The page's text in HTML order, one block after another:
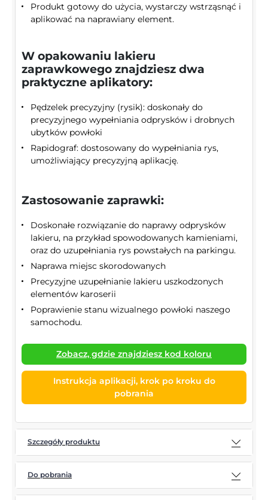
Produkt gotowy do użycia, wystarczy wstrząsnąć i
aplikować na naprawiany element.
W opakowaniu lakieru
zaprawkowego znajdziesz dwa
praktyczne aplikatory:
Pędzelek precyzyjny (rysik): doskonały do
precyzyjnego wypełniania odprysków i drobnych
ubytków powłoki
Rapidograf: dostosowany do wypełniania rys,
umożliwiający precyzyjną aplikację.
Zastosowanie zaprawki:
Doskonałe rozwiązanie do naprawy odprysków
lakieru, na przykład spowodowanych kamieniami,
oraz do uzupełniania rys powstałych na parkingu.
Naprawa miejsc skorodowanych
Precyzyjne uzupełnianie lakieru uszkodzonych
elementów karoserii
Poprawienie stanu wizualnego powłoki naszego
samochodu.
Zobacz, gdzie znajdziesz kod koloru
Instrukcja aplikacji, krok po kroku do
pobrania
Szczegóły produktu
Do pobrania